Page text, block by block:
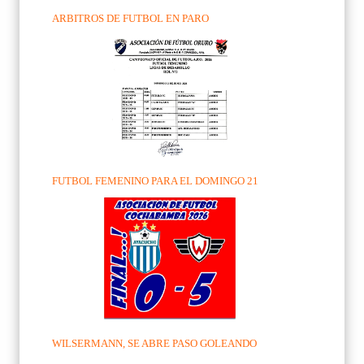
ARBITROS DE FUTBOL EN PARO
FUTBOL FEMENINO PARA EL DOMINGO 21
WILSERMANN, SE ABRE PASO GOLEANDO